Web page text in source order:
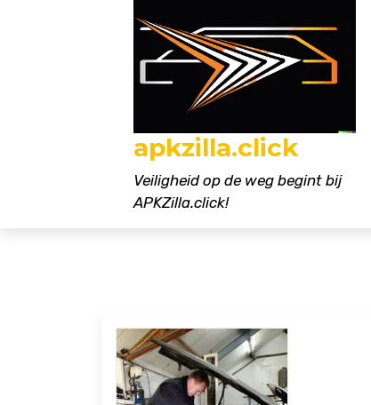
apkzilla.click
Veiligheid op de weg begint bij
APKZilla.click!